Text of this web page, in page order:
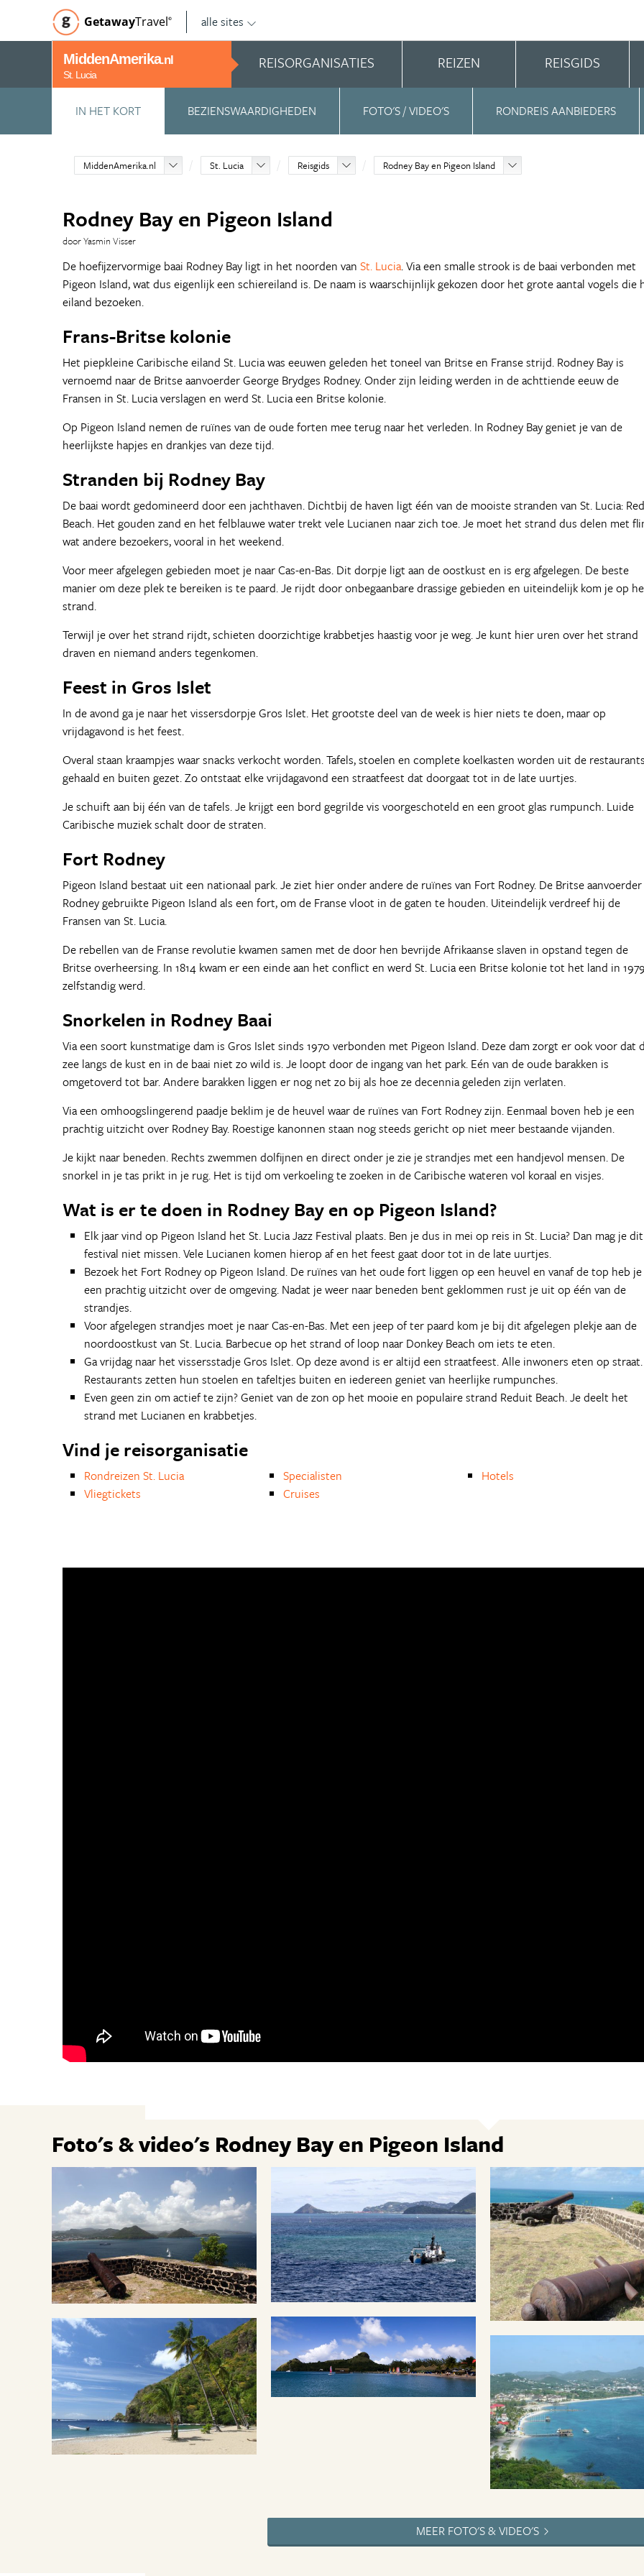
GetawayTravel© alle sites
MiddenAmerika.nl
St. Lucia
REISORGANISATIES REIZEN REISGIDS
IN HET KORT BEZIENSWAARDIGHEDEN FOTO'S / VIDEO'S RONDREIS AANBIEDERS
MiddenAmerika.nl St. Lucia Reisgids Rodney Bay en Pigeon Island
Rodney Bay en Pigeon Island
door Yasmin Visser
De hoefijzervormige baai Rodney Bay ligt in het noorden van St. Lucia. Via een smalle strook is de baai verbonden met
Pigeon Island, wat dus eigenlijk een schiereiland is. De naam is waarschijnlijk gekozen door het grote aantal vogels die
eiland bezoeken.
Frans-Britse kolonie
Het piepkleine Caribische eiland St. Lucia was eeuwen geleden het toneel van Britse en Franse strijd. Rodney Bay is
vernoemd naar de Britse aanvoerder George Brydges Rodney. Onder zijn leiding werden in de achttiende eeuw de
Fransen in St. Lucia verslagen en werd St. Lucia een Britse kolonie.
Op Pigeon Island nemen de ruïnes van de oude forten mee terug naar het verleden. In Rodney Bay geniet je van de
heerlijkste hapjes en drankjes van deze tijd.
Stranden bij Rodney Bay
De baai wordt gedomineerd door een jachthaven. Dichtbij de haven ligt één van de mooiste stranden van St. Lucia:
Beach. Het gouden zand en het felblauwe water trekt vele Lucianen naar zich toe. Je moet het strand dus delen met
wat andere bezoekers, vooral in het weekend.
Voor meer afgelegen gebieden moet je naar Cas-en-Bas. Dit dorpje ligt aan de oostkust en is erg afgelegen. De beste
manier om deze plek te bereiken is te paard. Je rijdt door onbegaanbare drassige gebieden en uiteindelijk kom je op
strand.
Terwijl je over het strand rijdt, schieten doorzichtige krabbetjes haastig voor je weg. Je kunt hier uren over het strand
draven en niemand anders tegenkomen.
Feest in Gros Islet
In de avond ga je naar het vissersdorpje Gros Islet. Het grootste deel van de week is hier niets te doen, maar op
vrijdagavond is het feest.
Overal staan kraampjes waar snacks verkocht worden. Tafels, stoelen en complete koelkasten worden uit de
gehaald en buiten gezet. Zo ontstaat elke vrijdagavond een straatfeest dat doorgaat tot in de late uurtjes.
Je schuift aan bij één van de tafels. Je krijgt een bord gegrilde vis voorgeschoteld en een groot glas rumpunch. Luide
Caribische muziek schalt door de straten.
Fort Rodney
Pigeon Island bestaat uit een nationaal park. Je ziet hier onder andere de ruïnes van Fort Rodney. De Britse aanvoerder
Rodney gebruikte Pigeon Island als een fort, om de Franse vloot in de gaten te houden. Uiteindelijk verdreef hij de
Fransen van St. Lucia.
De rebellen van de Franse revolutie kwamen samen met de door hen bevrijde Afrikaanse slaven in opstand tegen de
Britse overheersing. In 1814 kwam er een einde aan het conflict en werd St. Lucia een Britse kolonie tot het land in
zelfstandig werd.
Snorkelen in Rodney Baai
Via een soort kunstmatige dam is Gros Islet sinds 1970 verbonden met Pigeon Island. Deze dam zorgt er ook voor dat
zee langs de kust en in de baai niet zo wild is. Je loopt door de ingang van het park. Eén van de oude barakken is
omgetoverd tot bar. Andere barakken liggen er nog net zo bij als hoe ze decennia geleden zijn verlaten.
Via een omhoogslingerend paadje beklim je de heuvel waar de ruïnes van Fort Rodney zijn. Eenmaal boven heb je een
prachtig uitzicht over Rodney Bay. Roestige kanonnen staan nog steeds gericht op niet meer bestaande vijanden.
Je kijkt naar beneden. Rechts zwemmen dolfijnen en direct onder je zie je strandjes met een handjevol mensen. De
snorkel in je tas prikt in je rug. Het is tijd om verkoeling te zoeken in de Caribische wateren vol koraal en visjes.
Wat is er te doen in Rodney Bay en op Pigeon Island?
Elk jaar vind op Pigeon Island het St. Lucia Jazz Festival plaats. Ben je dus in mei op reis in St. Lucia? Dan mag je dit
festival niet missen. Vele Lucianen komen hierop af en het feest gaat door tot in de late uurtjes.
Bezoek het Fort Rodney op Pigeon Island. De ruïnes van het oude fort liggen op een heuvel en vanaf de top heb je
een prachtig uitzicht over de omgeving. Nadat je weer naar beneden bent geklommen rust je uit op één van de
strandjes.
Voor afgelegen strandjes moet je naar Cas-en-Bas. Met een jeep of ter paard kom je bij dit afgelegen plekje aan de
noordoostkust van St. Lucia. Barbecue op het strand of loop naar Donkey Beach om iets te eten.
Ga vrijdag naar het vissersstadje Gros Islet. Op deze avond is er altijd een straatfeest. Alle inwoners eten op straat.
Restaurants zetten hun stoelen en tafeltjes buiten en iedereen geniet van heerlijke rumpunches.
Even geen zin om actief te zijn? Geniet van de zon op het mooie en populaire strand Reduit Beach. Je deelt het
strand met Lucianen en krabbetjes.
Vind je reisorganisatie
Rondreizen St. Lucia
Vliegtickets
Specialisten
Cruises
Hotels
Foto's & video's Rodney Bay en Pigeon Island
MEER FOTO'S & VIDEO'S